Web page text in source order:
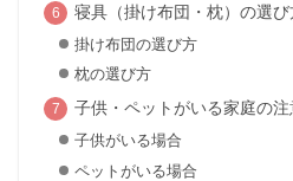
寝具（掛け布団・枕）の選び
掛け布団の選び方
枕の選び方
子供・ペットがいる家庭の注
子供がいる場合
ペットがいる場合